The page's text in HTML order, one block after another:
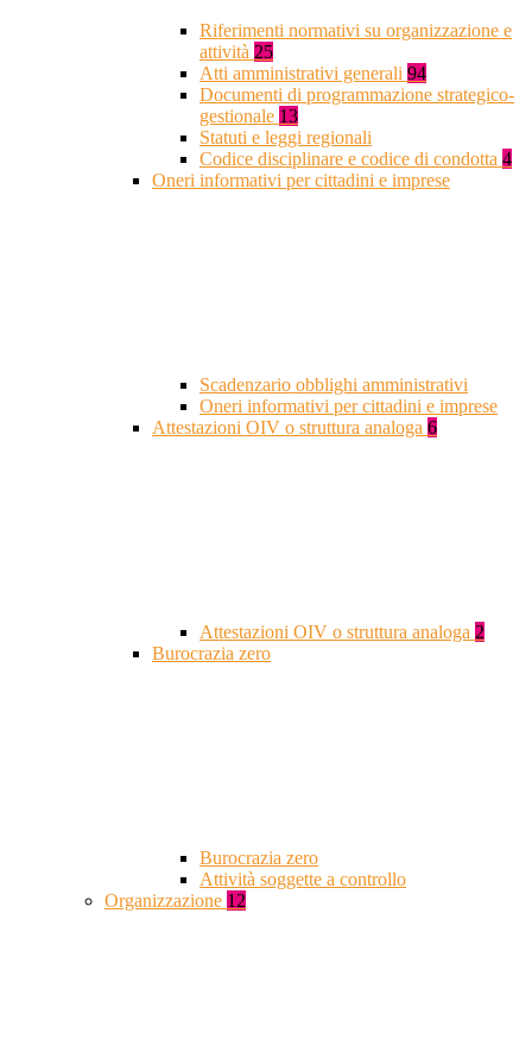
Riferimenti normativi su organizzazione e
attività 25
Atti amministrativi generali 94
Documenti di programmazione strategico-
gestionale 13
Statuti e leggi regionali
Codice disciplinare e codice di condotta 4
Oneri informativi per cittadini e imprese
Scadenzario obblighi amministrativi
Oneri informativi per cittadini e imprese
Attestazioni OIV o struttura analoga 6
Attestazioni OIV o struttura analoga 2
Burocrazia zero
Burocrazia zero
Attività soggette a controllo
Organizzazione 12